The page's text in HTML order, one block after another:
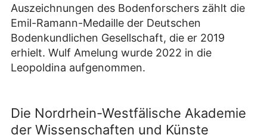
Auszeichnungen des Bodenforschers zählt die
Emil-Ramann-Medaille der Deutschen
Bodenkundlichen Gesellschaft, die er 2019
erhielt. Wulf Amelung wurde 2022 in die
Leopoldina aufgenommen.
Die Nordrhein-Westfälische Akademie
der Wissenschaften und Künste